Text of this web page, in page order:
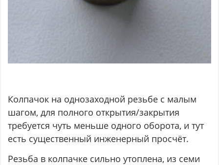
Колпачок на однозаходной резьбе с малым
шагом, для полного открытия/закрытия
требуется чуть меньше одного оборота, и тут
есть существенный инженерный просчёт.
Резьба в колпачке сильно утоплена, из семи